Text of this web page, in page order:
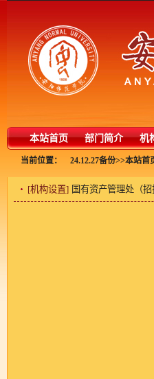
本站首页 部门简介 机
当前位置： 本站首
>>
24.12.27备份
[机构设置] 国有资产管理处（